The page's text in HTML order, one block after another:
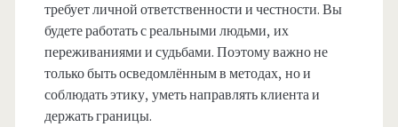
требует личной ответственности и честности. Вы
будете работать с реальными людьми, их
переживаниями и судьбами. Поэтому важно не
только быть осведомлённым в методах, но и
соблюдать этику, уметь направлять клиента и
держать границы.